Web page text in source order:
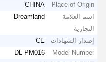
Place of Origin
CHINA
اسم العلامة
التجارية
Dreamland
إصدار الشهادات
CE
Model Number
DL-PM016